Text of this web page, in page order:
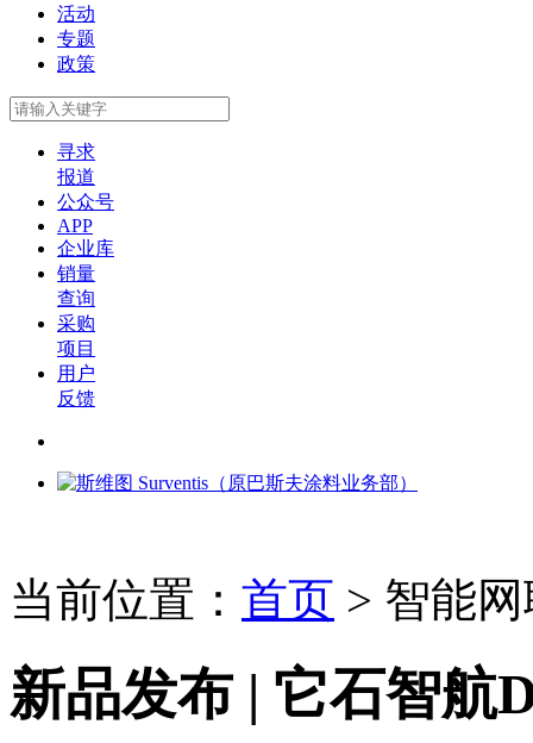
活动
专题
政策
寻求
报道
公众号
APP
企业库
销量
查询
采购
项目
用户
反馈
当前位置： 首页 > 智能
新品发布 | 它石智航